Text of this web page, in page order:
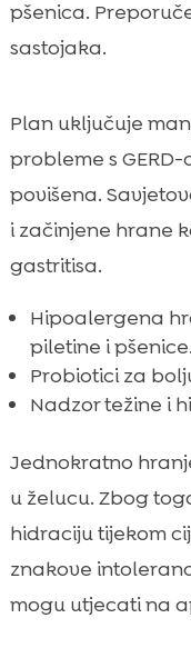
pšenica.
sastojaka.
Plan uključuje
probleme s
povišena.
i začinjene hrane
gastritisa.
Hipoalergena
piletine i pšenice.
Probiotici za
Nadzor težine i
Jednokratno
u želucu. Zbog
hidraciju tijekom
znakove
mogu utjecati na